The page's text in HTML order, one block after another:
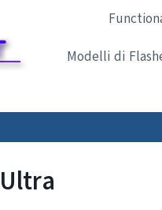
Modelli di